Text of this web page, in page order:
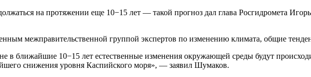
на протяжении еще 10−15 лет — такой прогноз дал глава Росгидромета
межправительственной группой экспертов по изменению климата, общие
в ближайшие 10−15 лет естественные изменения окружающей среды будут
снижения уровня Каспийского моря», — заявил Шумаков.